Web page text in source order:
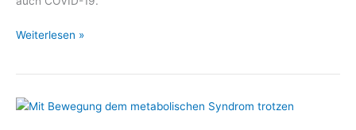
Warum
nur
Weiterlesen »